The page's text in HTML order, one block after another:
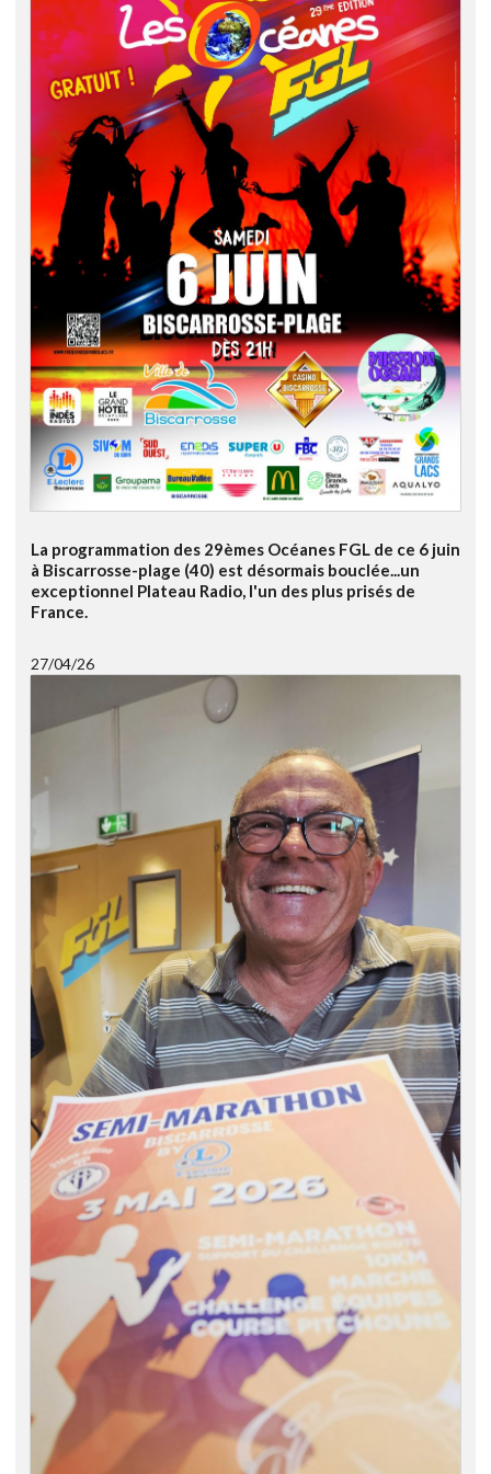
La programmation des 29èmes Océanes FGL de ce 6 juin
à Biscarrosse-plage (40) est désormais bouclée...un
exceptionnel Plateau Radio, l'un des plus prisés de
France.
27/04/26